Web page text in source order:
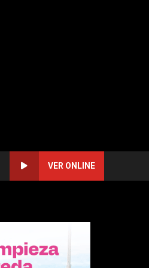
VER ONLINE